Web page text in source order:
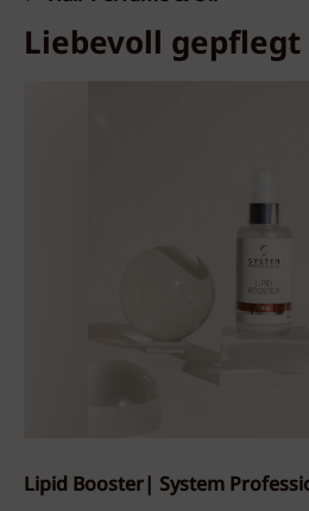
Liebevoll gepflegt
Lipid Booster| System